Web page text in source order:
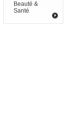
Beauté &
Santé